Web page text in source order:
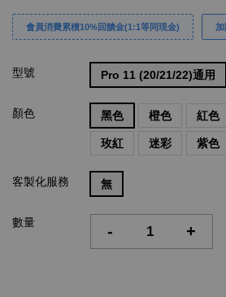
會員消費累積10%回饋金(1:1等同現金)
型號 Pro 11 (20/21/22)通用
顏色 黑色 橙色 紅色
玫紅 迷彩 紫色
客製化服務 無
數量 - +